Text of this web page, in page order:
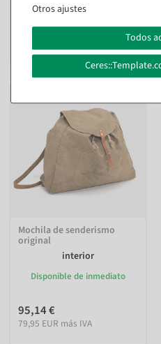
117,81 €
Mochila de senderismo
original
interior
Disponible de inmediato
95,14 €
79,95 EUR más IVA
Otros ajustes
Todos